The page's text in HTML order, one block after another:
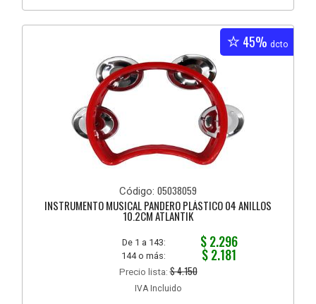
45% dcto
Código: 05038059
INSTRUMENTO MUSICAL PANDERO PLÁSTICO 04 ANILLOS
10.2CM ATLANTIK
De 1 a 143: $ 2.296
144 o más: $ 2.181
Precio lista:$ 4.150
IVA Incluido